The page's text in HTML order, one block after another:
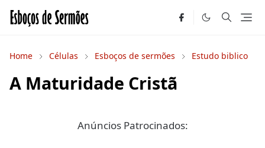
Home Células Esboços de sermões Estudo biblico
A Maturidade Cristã
Anúncios Patrocinados: